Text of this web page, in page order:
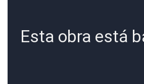
Esta obra está